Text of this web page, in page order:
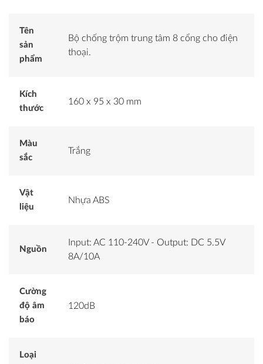
Tên
sản
phẩm
Bộ chống trộm trung tâm 8 cổng cho điện
thoại.
Kích
thước
160 x 95 x 30 mm
Màu
sắc
Trắng
Vật
liệu
Nhựa ABS
Nguồn
Input: AC 110-240V - Output: DC 5.5V
8A/10A
Cường
độ âm
báo
120dB
Loại